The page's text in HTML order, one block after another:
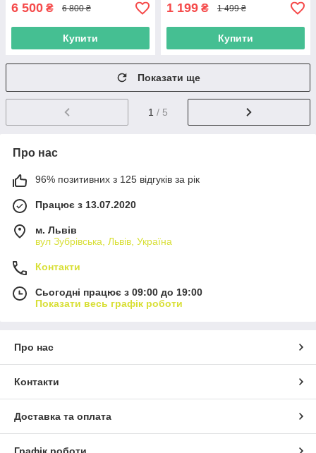
6 500 ₴ 6 800 ₴
Купити
1 199 ₴ 1 499 ₴
Купити
Показати ще
1 / 5
Про нас
96% позитивних з 125 відгуків за рік
Працює з 13.07.2020
м. Львів
вул Зубрівська, Львів, Україна
Контакти
Сьогодні працює з 09:00 до 19:00
Показати весь графік роботи
Про нас
Контакти
Доставка та оплата